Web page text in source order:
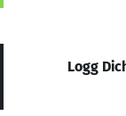
Logg